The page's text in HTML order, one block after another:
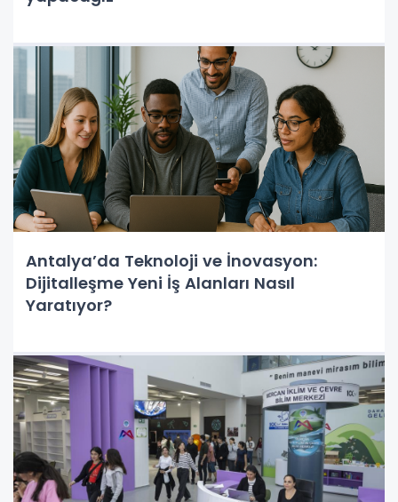
Antalya’da Teknoloji ve İnovasyon:
Dijitalleşme Yeni İş Alanları Nasıl
Yaratıyor?